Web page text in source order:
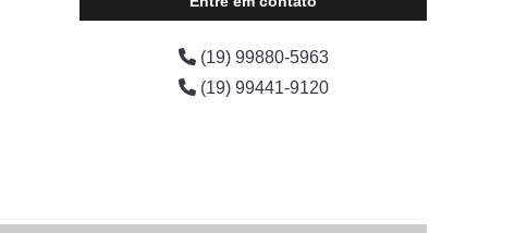
(19) 99880-5963
(19) 99441-9120